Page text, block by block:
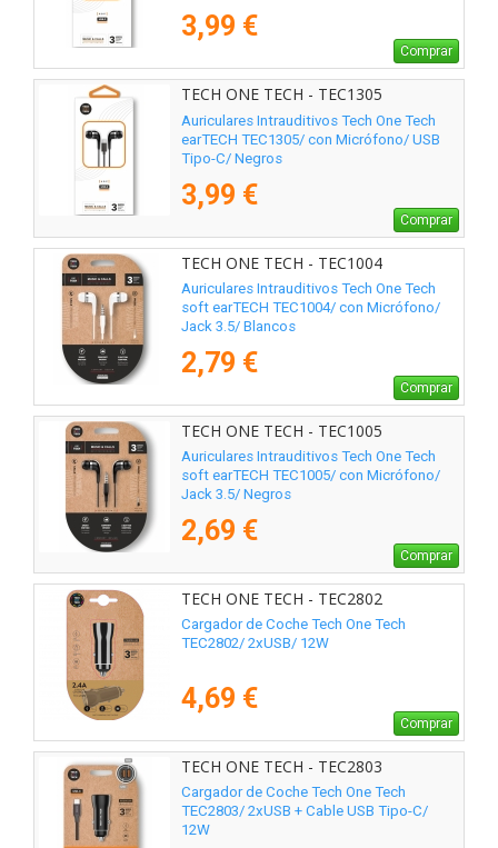
3,99 €
Comprar
TECH ONE TECH - TEC1305
Auriculares Intrauditivos Tech One Tech
earTECH TEC1305/ con Micrófono/ USB
Tipo-C/ Negros
3,99 €
Comprar
TECH ONE TECH - TEC1004
Auriculares Intrauditivos Tech One Tech
soft earTECH TEC1004/ con Micrófono/
Jack 3.5/ Blancos
2,79 €
Comprar
TECH ONE TECH - TEC1005
Auriculares Intrauditivos Tech One Tech
soft earTECH TEC1005/ con Micrófono/
Jack 3.5/ Negros
2,69 €
Comprar
TECH ONE TECH - TEC2802
Cargador de Coche Tech One Tech
TEC2802/ 2xUSB/ 12W
4,69 €
Comprar
TECH ONE TECH - TEC2803
Cargador de Coche Tech One Tech
TEC2803/ 2xUSB + Cable USB Tipo-C/
12W